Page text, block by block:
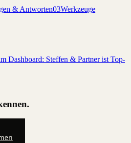
& Antworten03Werkzeuge
Dashboard: Steffen & Partner ist Top-